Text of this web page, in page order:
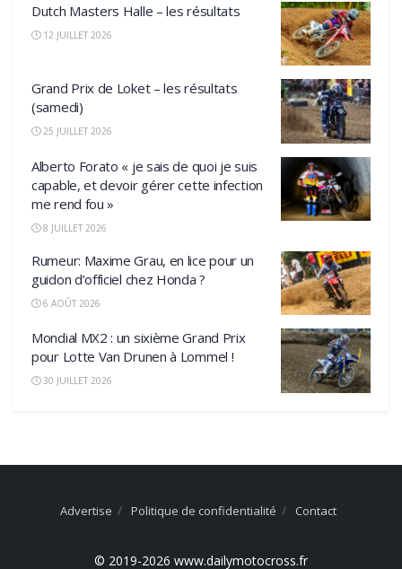
Dutch Masters Halle – les résultats
12 JUILLET 2026
Grand Prix de Loket – les résultats
(samedi)
25 JUILLET 2026
Alberto Forato « je sais de quoi je suis
capable, et devoir gérer cette infection
me rend fou »
8 JUILLET 2026
Rumeur: Maxime Grau, en lice pour un
guidon d’officiel chez Honda ?
6 AOÛT 2026
Mondial MX2 : un sixième Grand Prix
pour Lotte Van Drunen à Lommel !
30 JUILLET 2026
Advertise Politique de confidentialité Contact
© 2019-2026 www.dailymotocross.fr